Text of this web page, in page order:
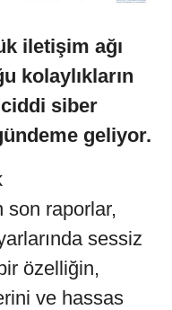
iletişim ağı
kolaylıkların
ciddi siber
geliyor.
son raporlar,
sessiz
özelliğin,
ve hassas